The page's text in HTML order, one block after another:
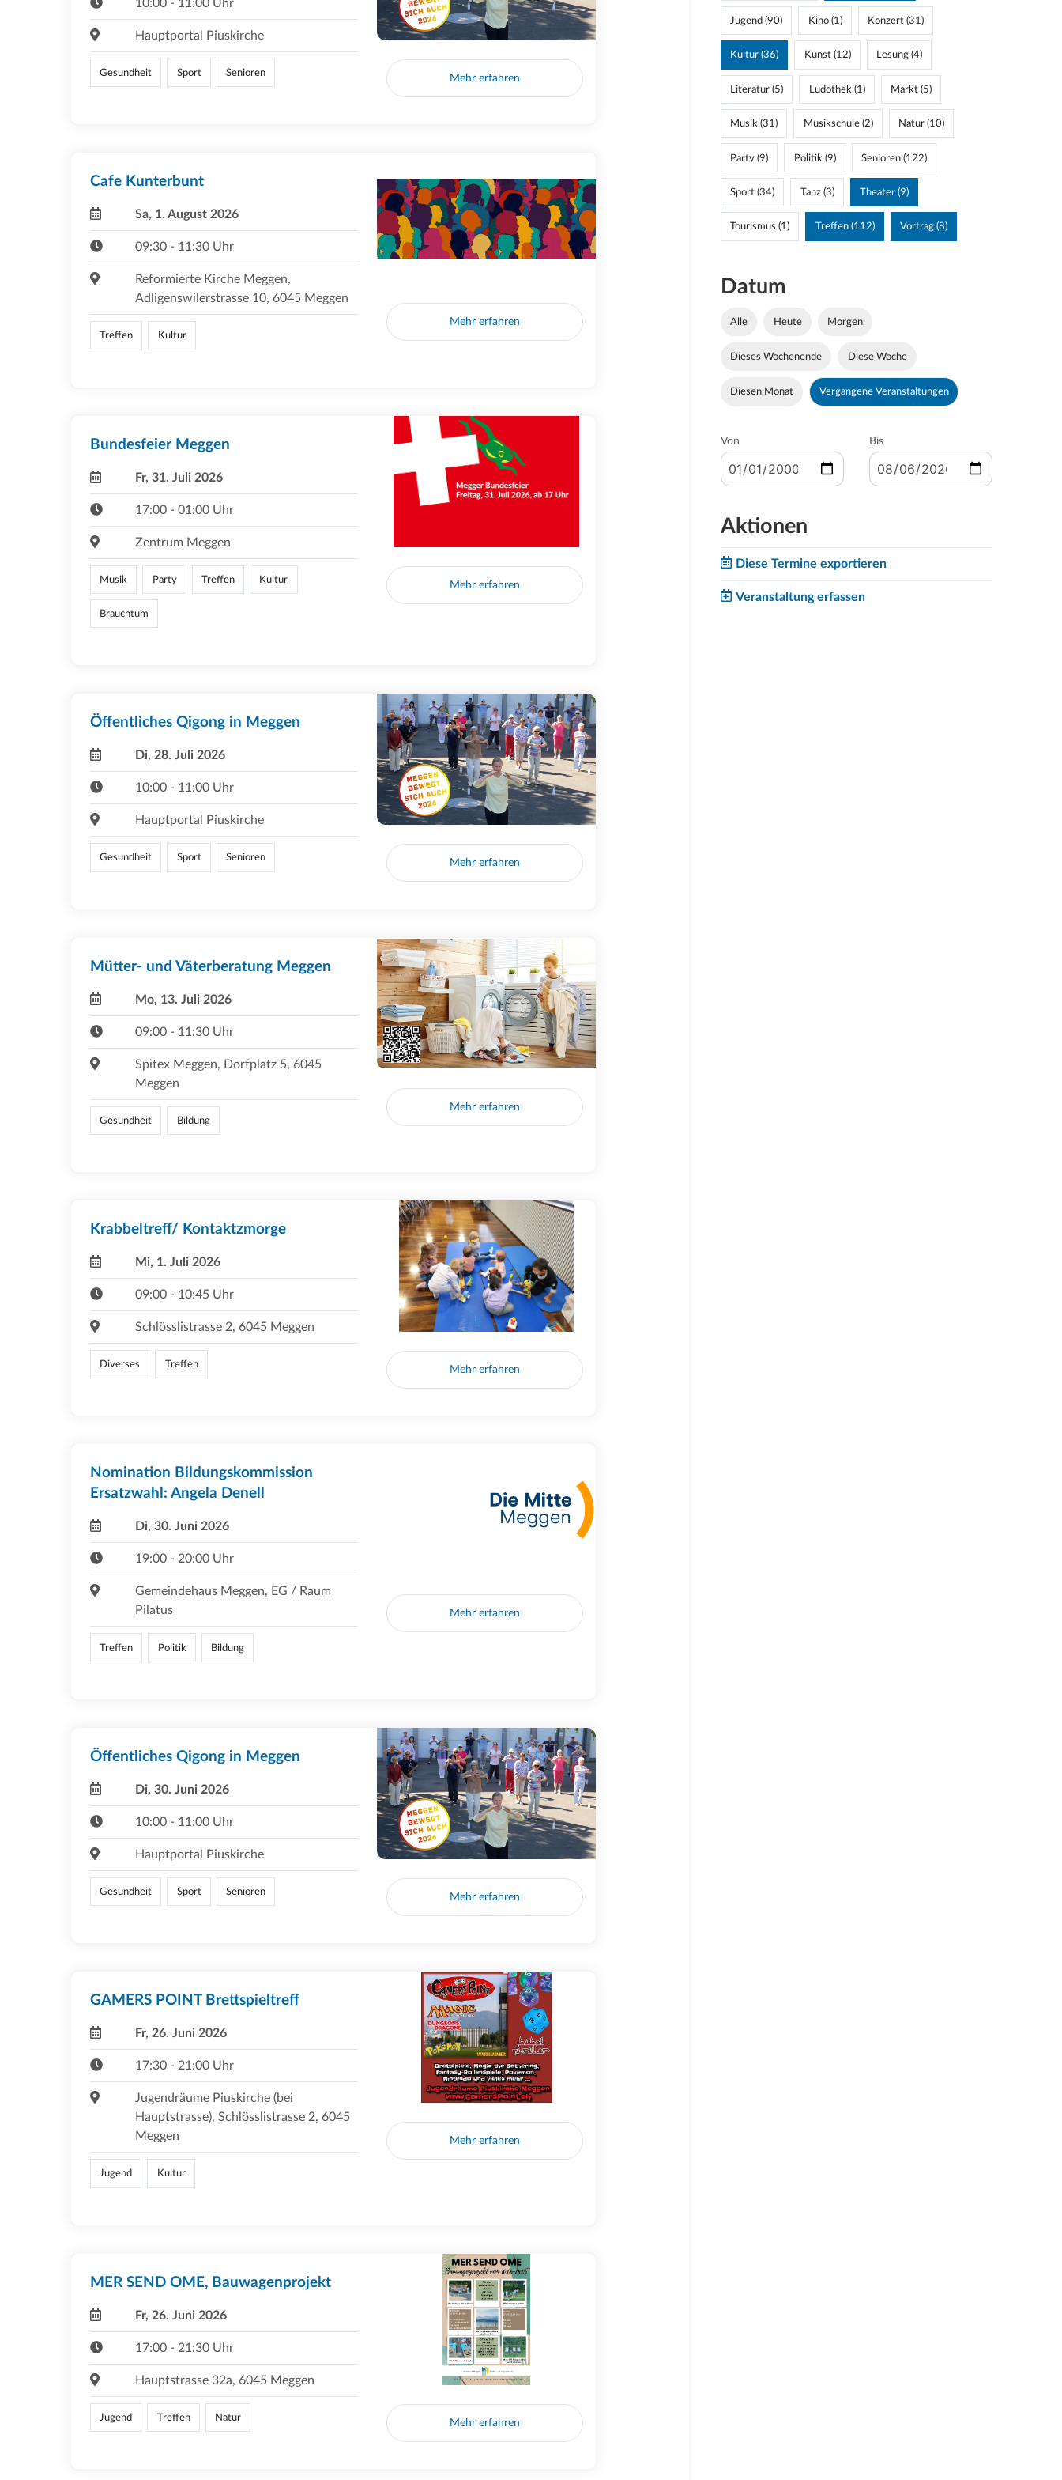
10:00 - 11:00 Uhr
Hauptportal Piuskirche
Gesundheit Sport Senioren Mehr erfahren
Cafe Kunterbunt
Sa, 1. August 2026
09:30 - 11:30 Uhr
Reformierte Kirche Meggen,
Adligenswilerstrasse 10, 6045 Meggen
Treffen Kultur
Mehr erfahren
Bundesfeier Meggen
Fr, 31. Juli 2026
17:00 - 01:00 Uhr
Zentrum Meggen
Musik Party Treffen Kultur
Brauchtum
Mehr erfahren
Öffentliches Qigong in Meggen
Di, 28. Juli 2026
10:00 - 11:00 Uhr
Hauptportal Piuskirche
Gesundheit Sport Senioren Mehr erfahren
Mütter- und Väterberatung Meggen
Mo, 13. Juli 2026
09:00 - 11:30 Uhr
Spitex Meggen, Dorfplatz 5, 6045
Meggen
Gesundheit Bildung
Mehr erfahren
Krabbeltreff/ Kontaktzmorge
Mi, 1. Juli 2026
09:00 - 10:45 Uhr
Schlösslistrasse 2, 6045 Meggen
Diverses Treffen Mehr erfahren
Nomination Bildungskommission
Ersatzwahl: Angela Denell
Di, 30. Juni 2026
19:00 - 20:00 Uhr
Gemeindehaus Meggen, EG / Raum
Pilatus
Treffen Politik Bildung
Mehr erfahren
Öffentliches Qigong in Meggen
Di, 30. Juni 2026
10:00 - 11:00 Uhr
Hauptportal Piuskirche
Gesundheit Sport Senioren Mehr erfahren
GAMERS POINT Brettspieltreff
Fr, 26. Juni 2026
17:30 - 21:00 Uhr
Jugendräume Piuskirche (bei
Hauptstrasse), Schlösslistrasse 2, 6045
Meggen
Jugend Kultur
Mehr erfahren
MER SEND OME, Bauwagenprojekt
Fr, 26. Juni 2026
17:00 - 21:30 Uhr
Hauptstrasse 32a, 6045 Meggen
Jugend Treffen Natur Mehr erfahren
Jugend (90) Kino (1) Konzert (31)
Kultur (36) Kunst (12) Lesung (4)
Literatur (5) Ludothek (1) Markt (5)
Musik (31) Musikschule (2) Natur (10)
Party (9) Politik (9) Senioren (122)
Sport (34) Tanz (3) Theater (9)
Tourismus (1) Treffen (112) Vortrag (8)
Datum
Alle Heute Morgen
Dieses Wochenende Diese Woche
Diesen Monat Vergangene Veranstaltungen
Von Bis
Aktionen
Diese Termine exportieren
Veranstaltung erfassen